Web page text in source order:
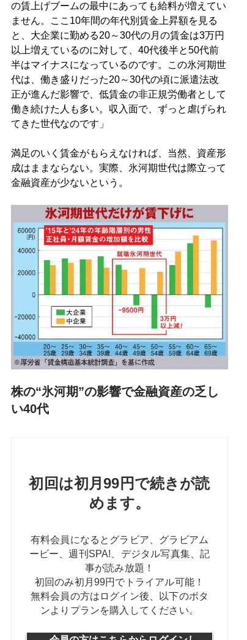
の賃上げブームの最中にあっても給料が増えてい
ません。ここ10年間の年代別賃金上昇額を見る
と、大企業に勤める20～30代の月の賃金は3万円
以上増えているのに対して、40代後半と50代前
半はマイナスになっているのです。この氷河期世
代は、働き盛りだった20～30代の頃に派遣法改
正が進んだ影響で、低賃金の非正規労働者として
働き続けた人も多い。収入面で、ずっと虐げられ
てきた世代なのです」
満足のいく賃金がもらえなければ、当然、資産形
成はままならない。実際、氷河期世代は際立って
金融資産が少ないという。
株の“氷河期”の影響で金融資産の乏し
い40代